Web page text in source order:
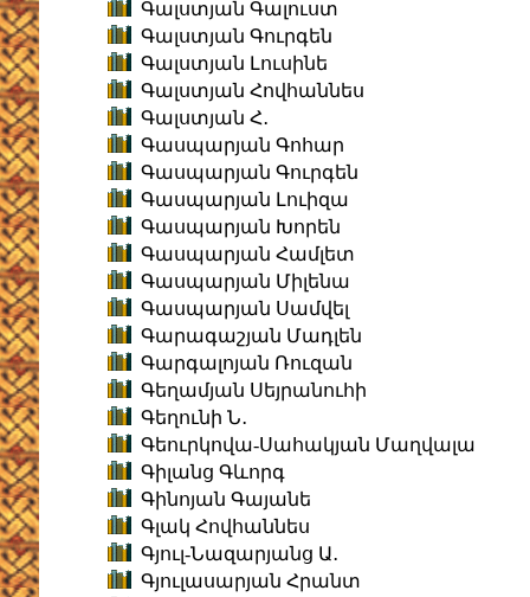
Գալստյան Գալուստ
Գալստյան Գուրգեն
Գալստյան Լուսինե
Գալստյան Հովհաննես
Գալստյան Հ․
Գասպարյան Գոհար
Գասպարյան Գուրգեն
Գասպարյան Լուիզա
Գասպարյան Խորեն
Գասպարյան Համլետ
Գասպարյան Միլենա
Գասպարյան Սամվել
Գարագաշյան Մադլեն
Գարգալոյան Ռուզան
Գեղամյան Սեյրանուհի
Գեղունի Ն․
Գեուրկովա-Սահակյան Մաղվալա
Գիլանց Գևորգ
Գինոյան Գայանե
Գլակ Հովհաննես
Գյուլ-Նազարյանց Ա․
Գյուլասարյան Հրանտ